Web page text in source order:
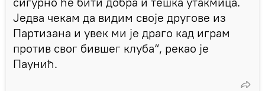
Једва чекам да видим своје другове из
Партизана и увек ми је драго кад играм
против свог бившег клуба“, рекао је
Паунић.